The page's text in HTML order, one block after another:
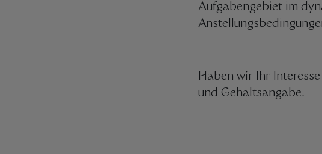
Aufgabengebiet im
Haben wir Ihr
und Gehaltsangabe.